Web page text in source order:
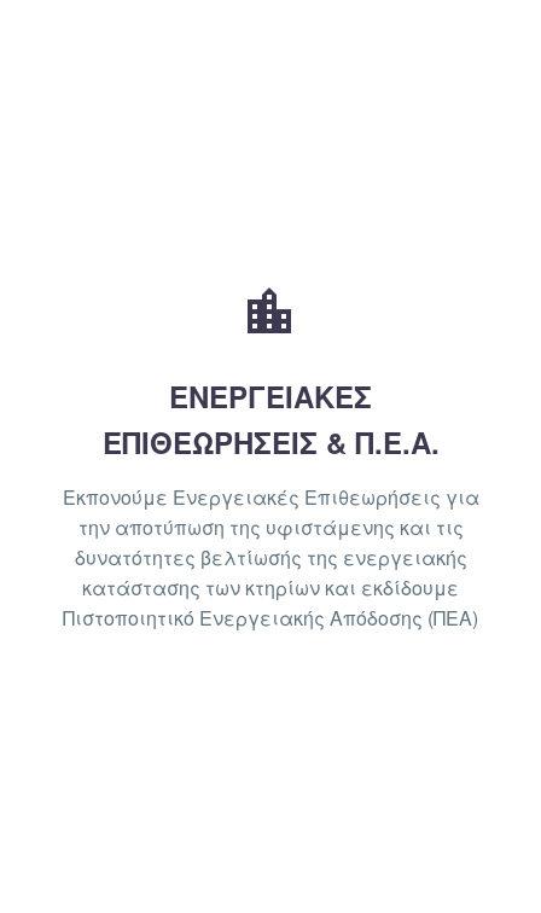


ΕΝΕΡΓΕΙΑΚΕΣ
ΕΠΙΘΕΩΡΗΣΕΙΣ & Π.Ε.Α.
Εκπονούμε Ενεργειακές Επιθεωρήσεις για
την αποτύπωση της υφιστάμενης και τις
δυνατότητες βελτίωσής της ενεργειακής
κατάστασης των κτηρίων και εκδίδουμε
Πιστοποιητικό Ενεργειακής Απόδοσης (ΠΕΑ)